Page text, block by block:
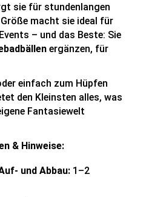
sie für stundenlangen
macht sie ideal für
– und das Beste: Sie
ergänzen, für
einfach zum Hüpfen
den Kleinsten alles, was
Fantasiewelt
& Hinweise:
und Abbau: 1–2